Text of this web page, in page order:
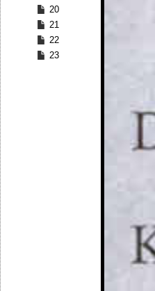
20
21
22
23